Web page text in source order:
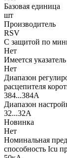
Базовая единица
шт
Производитель
RSV
С защитой по
Нет
Имеется
Нет
Диапазон
расцепителя
384...384А
Диапазон
32...32А
Новинка
Нет
Номинальная
способность Icu